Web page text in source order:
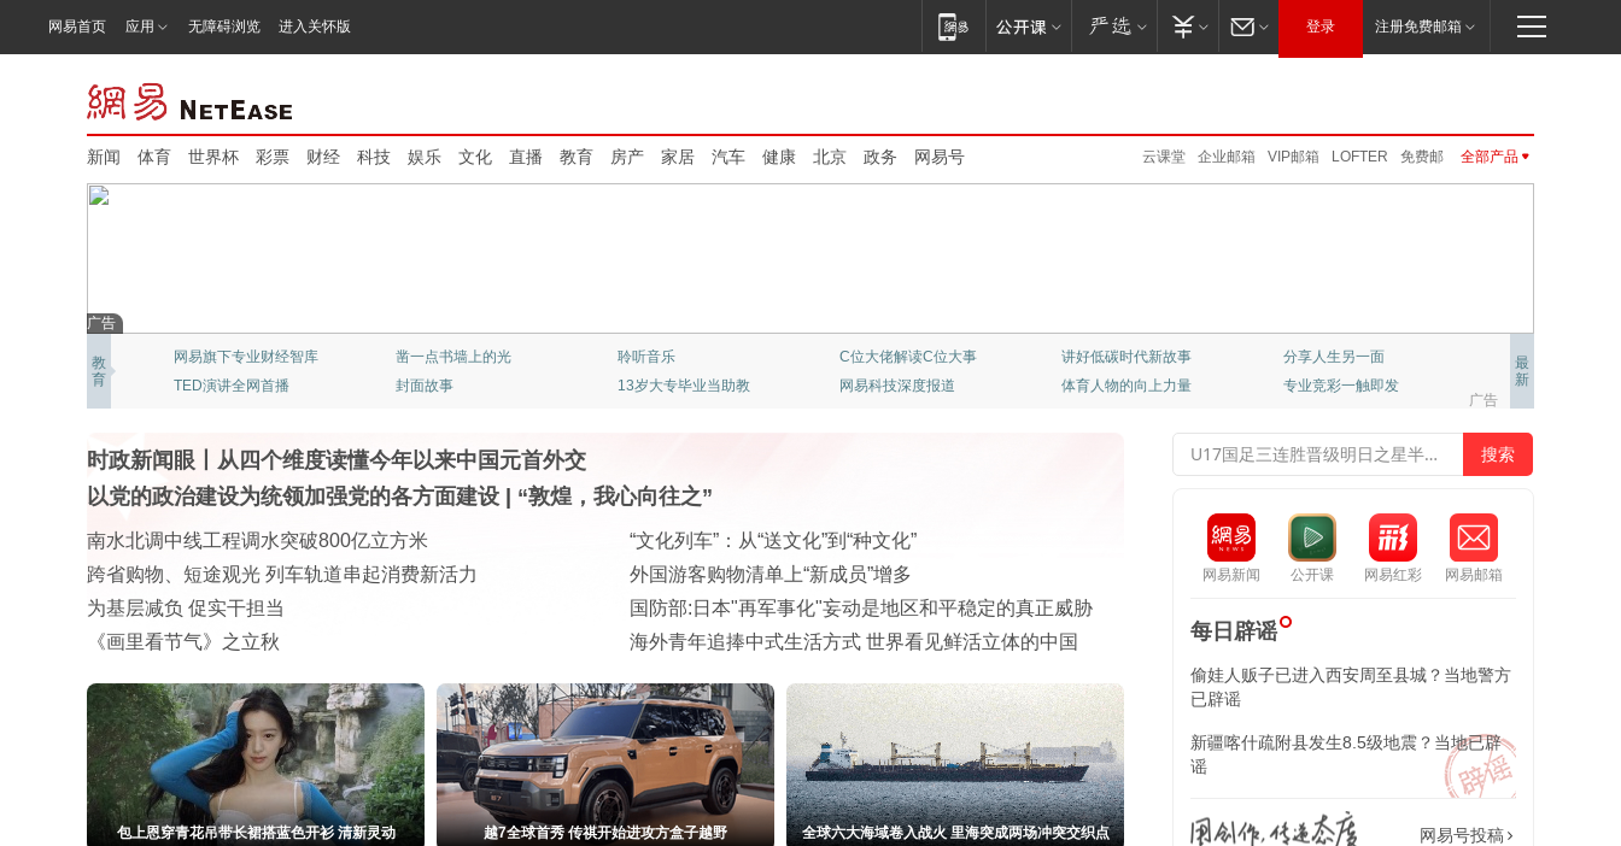
网易首页 应用 无障碍浏览 进入关怀版 登录 注册免费邮箱
新闻 体育 世界杯 彩票 财经 科技 娱乐 文化 直播 教育 房产 家居 汽车 健康 北京 政务 网易号 免费邮
LOFTER
VIP邮箱
企业邮箱
云课堂
UU加速器
公正邮
严选
网易味央
卡搭编程
全部产品
大话2 梦幻西游手游
大唐无双
率士之滨
哈利波特.魔法觉醒
天下手游
明日之后
逆水寒
广告
教
育
最
新
网易旗下专业财经智库
TED演讲全网首播
凿一点书墙上的光
封面故事
聆听音乐
13岁大专毕业当助教
C位大佬解读C位大事
网易科技深度报道
讲好低碳时代新故事
体育人物的向上力量
分享人生另一面
专业竞彩一触即发
广告
时政新闻眼丨从四个维度读懂今年以来中国元首外交
以党的政治建设为统领加强党的各方面建设
“敦煌，我心向往之”
南水北调中线工程调水突破800亿立方米
跨省购物、短途观光 列车轨道串起消费新活力
为基层减负 促实干担当
《画里看节气》之立秋
“文化列车”：从“送文化”到“种文化”
外国游客购物清单上“新成员”增多
国防部:日本"再军事化"妄动是地区和平稳定的真正威胁
海外青年追捧中式生活方式 世界看见鲜活立体的中国
包上恩穿青花吊带长裙搭蓝色开衫 清新灵动 越7全球首秀 传祺开始进攻方盒子越野 全球六大海域卷入战火 里海突成两场冲突交织点
网易新闻 公开课 网易红彩 网易邮箱
每日辟谣
偷娃人贩子已进入西安周至县城？当地警方
已辟谣
新疆喀什疏附县发生8.5级地震？当地已辟
谣
网易号投稿